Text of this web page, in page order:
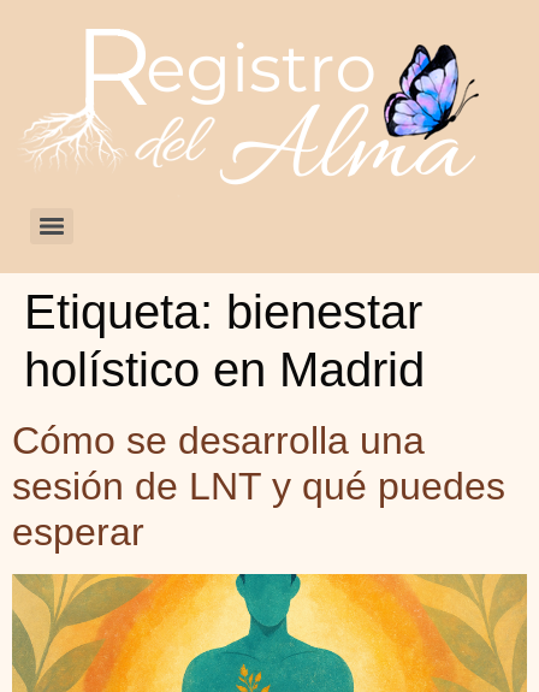
Etiqueta: bienestar
holístico en Madrid
Cómo se desarrolla una
sesión de LNT y qué puedes
esperar